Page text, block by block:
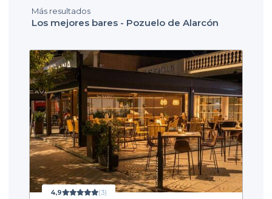
Más resultados
Los mejores bares - Pozuelo de Alarcón
4,9 (3)